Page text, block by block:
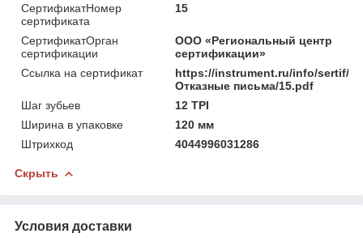
СертификатНомер
сертификата
15
СертификатОрган
сертификации
ООО «Региональный центр
сертификации»
Ссылка на сертификат
https://instrument.ru/info/sertif/
Отказные письма/15.pdf
Шаг зубьев
12 TPI
Ширина в упаковке
120 мм
Штрихкод
4044996031286
Скрыть
Условия доставки